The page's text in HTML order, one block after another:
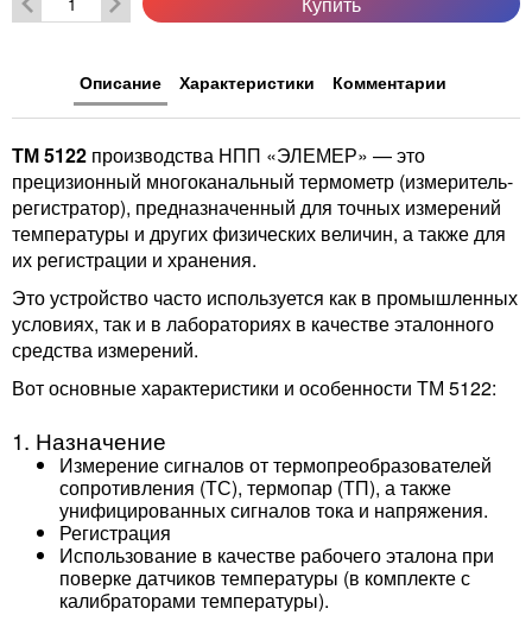
Описание Характеристики Комментарии
ТМ 5122 производства НПП «ЭЛЕМЕР» — это
прецизионный многоканальный термометр (измеритель-
регистратор), предназначенный для точных измерений
температуры и других физических величин, а также для
их регистрации и хранения.
Это устройство часто используется как в промышленных
условиях, так и в лабораториях в качестве эталонного
средства измерений.
Вот основные характеристики и особенности ТМ 5122:
1. Назначение
Измерение сигналов от термопреобразователей
сопротивления (ТС), термопар (ТП), а также
унифицированных сигналов тока и напряжения.
Регистрация
Использование в качестве рабочего эталона при
поверке датчиков температуры (в комплекте с
калибраторами температуры).